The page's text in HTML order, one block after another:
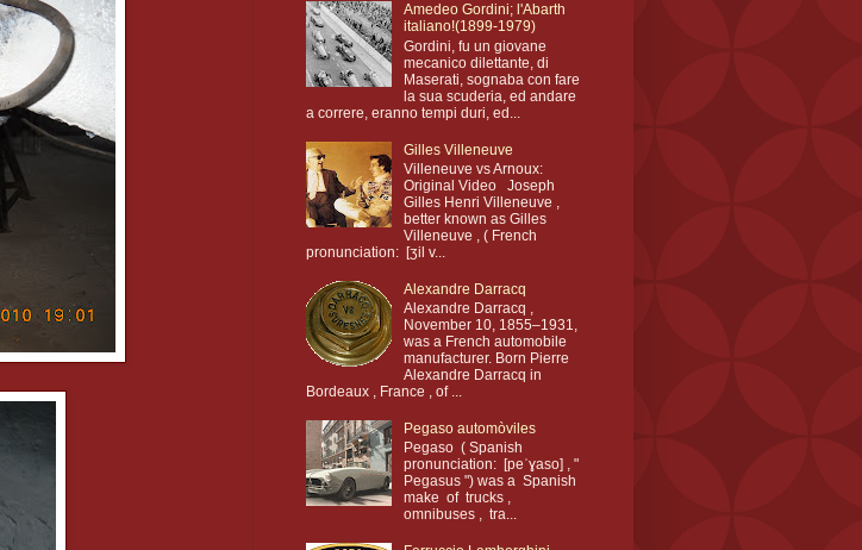
Amedeo Gordini; l'Abarth
italiano!(1899-1979)
Gordini, fu un giovane
mecanico dilettante, di
Maserati, sognaba con fare
la sua scuderia, ed andare
a correre, eranno tempi duri, ed...
Gilles Villeneuve
Villeneuve vs Arnoux:
Original Video Joseph
Gilles Henri Villeneuve ,
better known as Gilles
Villeneuve , ( French
pronunciation: [ʒil v...
Alexandre Darracq
Alexandre Darracq ,
November 10, 1855–1931,
was a French automobile
manufacturer. Born Pierre
Alexandre Darracq in
Bordeaux , France , of ...
Pegaso automòviles
Pegaso ( Spanish
pronunciation: [peˈɣaso] , "
Pegasus ") was a Spanish
make of trucks ,
omnibuses , tra...